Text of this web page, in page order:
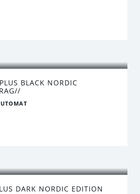
BLACK NORDIC
DARK NORDIC EDITION